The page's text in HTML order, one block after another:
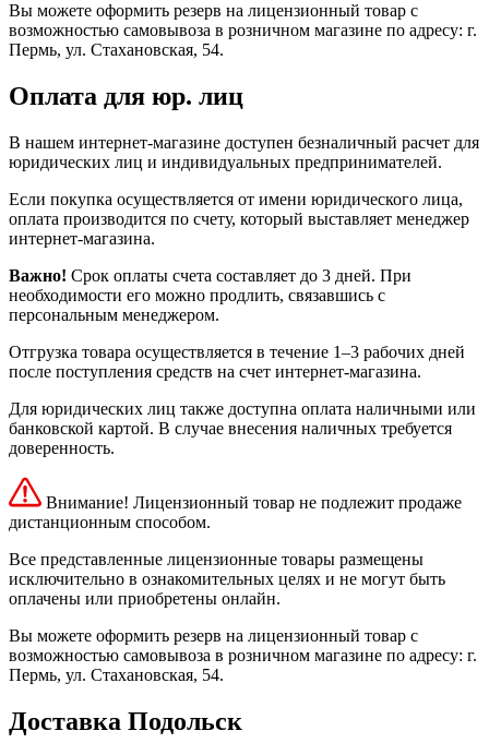
Вы можете оформить резерв на лицензионный товар с
возможностью самовывоза в розничном магазине по адресу: г.
Пермь, ул. Стахановская, 54.
Оплата для юр. лиц
В нашем интернет-магазине доступен безналичный расчет для
юридических лиц и индивидуальных предпринимателей.
Если покупка осуществляется от имени юридического лица,
оплата производится по счету, который выставляет менеджер
интернет-магазина.
Важно! Срок оплаты счета составляет до 3 дней. При
необходимости его можно продлить, связавшись с
персональным менеджером.
Отгрузка товара осуществляется в течение 1–3 рабочих дней
после поступления средств на счет интернет-магазина.
Для юридических лиц также доступна оплата наличными или
банковской картой. В случае внесения наличных требуется
доверенность.
Внимание! Лицензионный товар не подлежит продаже
дистанционным способом.
Все представленные лицензионные товары размещены
исключительно в ознакомительных целях и не могут быть
оплачены или приобретены онлайн.
Вы можете оформить резерв на лицензионный товар с
возможностью самовывоза в розничном магазине по адресу: г.
Пермь, ул. Стахановская, 54.
Доставка Подольск